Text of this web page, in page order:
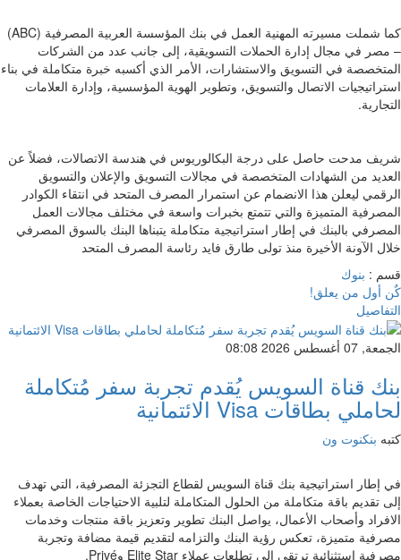
كما شملت مسيرته المهنية العمل في بنك المؤسسة العربية المصرفية (ABC)
– مصر في مجال إدارة الحملات التسويقية، إلى جانب عدد من الشركات
المتخصصة في التسويق والاستشارات، الأمر الذي أكسبه خبرة متكاملة في بناء
استراتيجيات الاتصال والتسويق، وتطوير الهوية المؤسسية، وإدارة العلامات
التجارية.
شريف مدحت حاصل على درجة البكالوريوس في هندسة الاتصالات، فضلاً عن
العديد من الشهادات المتخصصة في مجالات التسويق والإعلان والتسويق
الرقمي ليعلن هذا الانضمام عن استمرار المصرف المتحد في انتقاء الكوادر
المصرفية المتميزة والتي تتمتع بخبرات واسعة في مختلف مجالات العمل
المصرفي بالبنك في إطار استراتيجية متكاملة يتبناها البنك بالسوق المصرفي
خلال الآونة الأخيرة منذ تولى طارق فايد رئاسة المصرف المتحد
قسم : بنوك
كٌن أول من يعلق!
التفاصيل
الجمعة, 07 أغسطس 2026 08:08
بنك قناة السويس يُقدم تجربة سفر مُتكاملة
لحاملي بطاقات Visa الائتمانية
كتبه بنكنوت ون
في إطار استراتيجية بنك قناة السويس لقطاع التجزئة المصرفية، التي تهدف
إلى تقديم باقة متكاملة من الحلول المتكاملة لتلبية الاحتياجات الخاصة بعملاء
الافراد وأصحاب الأعمال، يواصل البنك تطوير وتعزيز باقة منتجات وخدمات
مصرفية متميزة، تعكس رؤية البنك والتزامه لتقديم قيمة مضافة وتجربة
مصرفية استثنائية ترتقي إلى تطلعات عملاء Elite Star وPrivé.